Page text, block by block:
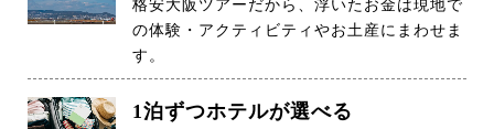
格安大阪ツアーだから、浮いたお金は現地で
の体験・アクティビティやお土産にまわせま
す。
1泊ずつホテルが選べる